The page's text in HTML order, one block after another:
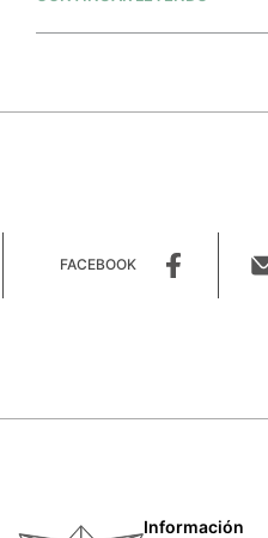
FACEBOOK
Información